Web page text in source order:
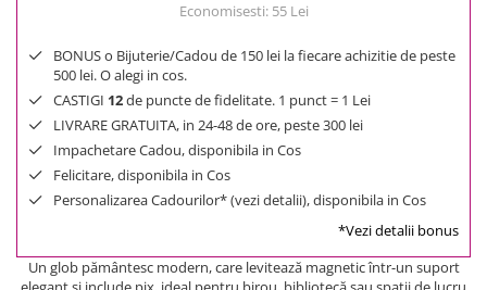
Economisesti: 55 Lei
BONUS o Bijuterie/Cadou de 150 lei la fiecare achizitie de peste
500 lei. O alegi in cos.
CASTIGI 12de puncte de fidelitate. 1 punct = 1 Lei
LIVRARE GRATUITA, in 24-48 de ore, peste 300 lei
Impachetare Cadou, disponibila in Cos
Felicitare, disponibila in Cos
Personalizarea Cadourilor* (vezi detalii), disponibila in Cos
*Vezi detalii bonus
Un glob pământesc modern, care levitează magnetic într-un suport